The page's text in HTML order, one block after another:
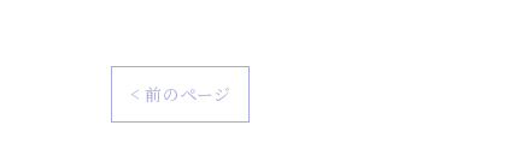
< 前のページ